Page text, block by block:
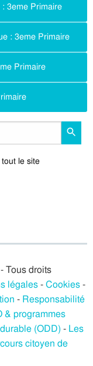
3eme Primaire
: 3eme Primaire
Primaire
tout le site
Tous droits
légales-Cookies-
- Responsabilité
& programmes
(ODD) - Les
citoyen de